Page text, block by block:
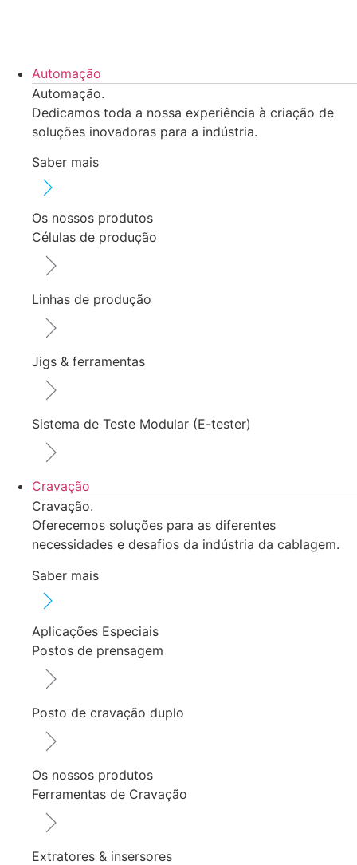
conteúdoAutomação
Automação.
Dedicamos toda a nossa experiência à criação de
soluções inovadoras para a indústria.
Saber mais
Os nossos produtos
Células de produção
Linhas de produção
Jigs & ferramentas
Sistema de Teste Modular (E-tester)
Cravação
Cravação.
Oferecemos soluções para as diferentes
necessidades e desafios da indústria da cablagem.
Saber mais
Aplicações Especiais
Postos de prensagem
Posto de cravação duplo
Os nossos produtos
Ferramentas de Cravação
Extratores & insersores